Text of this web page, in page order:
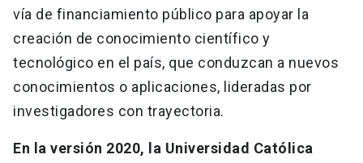
vía de financiamiento público para apoyar la
creación de conocimiento científico y
tecnológico en el país, que conduzcan a nuevos
conocimientos o aplicaciones, lideradas por
investigadores con trayectoria.
En la versión 2020, la Universidad Católica